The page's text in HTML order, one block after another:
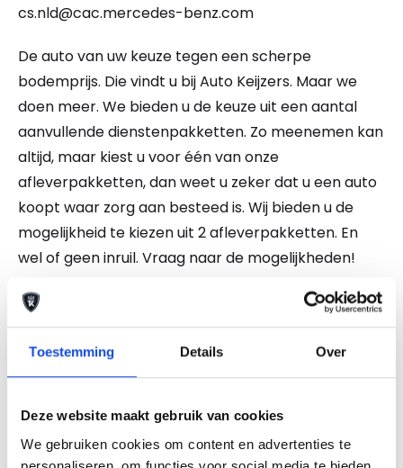
Toestemming Details Over
Deze website maakt gebruik van cookies
We gebruiken cookies om content en advertenties te
cs.nld@cac.mercedes-benz.com
De auto van uw keuze tegen een scherpe
bodemprijs. Die vindt u bij Auto Keijzers. Maar we
doen meer. We bieden u de keuze uit een aantal
aanvullende dienstenpakketten. Zo meenemen kan
altijd, maar kiest u voor één van onze
afleverpakketten, dan weet u zeker dat u een auto
koopt waar zorg aan besteed is. Wij bieden u de
mogelijkheid te kiezen uit 2 afleverpakketten. En
wel of geen inruil. Vraag naar de mogelijkheden!
AANWEZIG. Ook kunt u bij ons uw auto, caravan,
camper, motor of boot inruilen. Onze
openingstijden zijn van maandag tot en met vrijdag
van 8.00 uur tot 18.00 uur en zaterdag van 9.00 uur
tot 17.00 uur. 2 koopzondagen per maand. Kom
naar onze showroom. Altijd 500 hoogwaardige
occasions op voorraad. Wilt u informatie en inruilen